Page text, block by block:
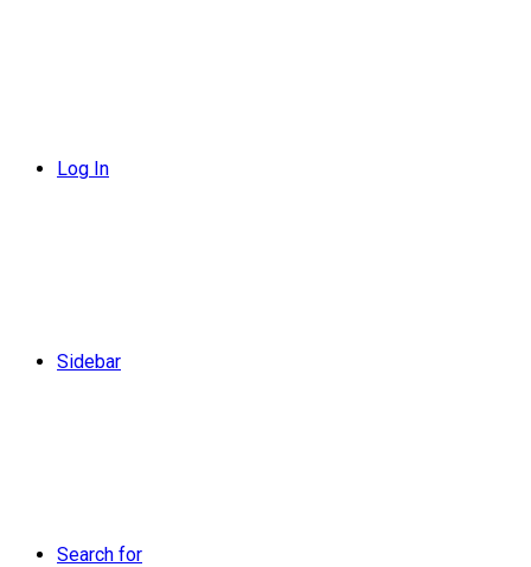
Log In
Sidebar
Search for